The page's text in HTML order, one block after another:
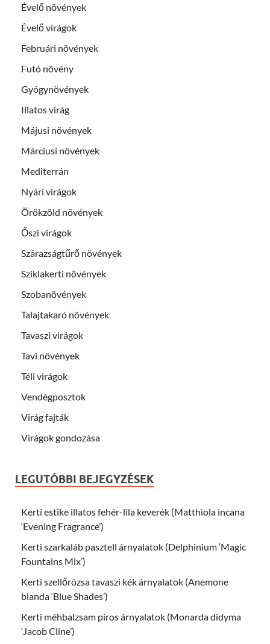
Évelő növények
Évelő virágok
Februári növények
Futó növény
Gyógynövények
Illatos virág
Májusi növények
Márciusi növények
Mediterrán
Nyári virágok
Örökzöld növények
Őszi virágok
Szárazságtűrő növények
Sziklakerti növények
Szobanövények
Talajtakaró növények
Tavaszi virágok
Tavi növények
Téli virágok
Vendégposztok
Virág fajták
Virágok gondozása
LEGUTÓBBI BEJEGYZÉSEK
Kerti estike illatos fehér-lila keverék (Matthiola incana
‘Evening Fragrance’)
Kerti szarkaláb pasztell árnyalatok (Delphinium ‘Magic
Fountains Mix’)
Kerti szellőrózsa tavaszi kék árnyalatok (Anemone
blanda ‘Blue Shades’)
Kerti méhbalzsam piros árnyalatok (Monarda didyma
‘Jacob Cline’)